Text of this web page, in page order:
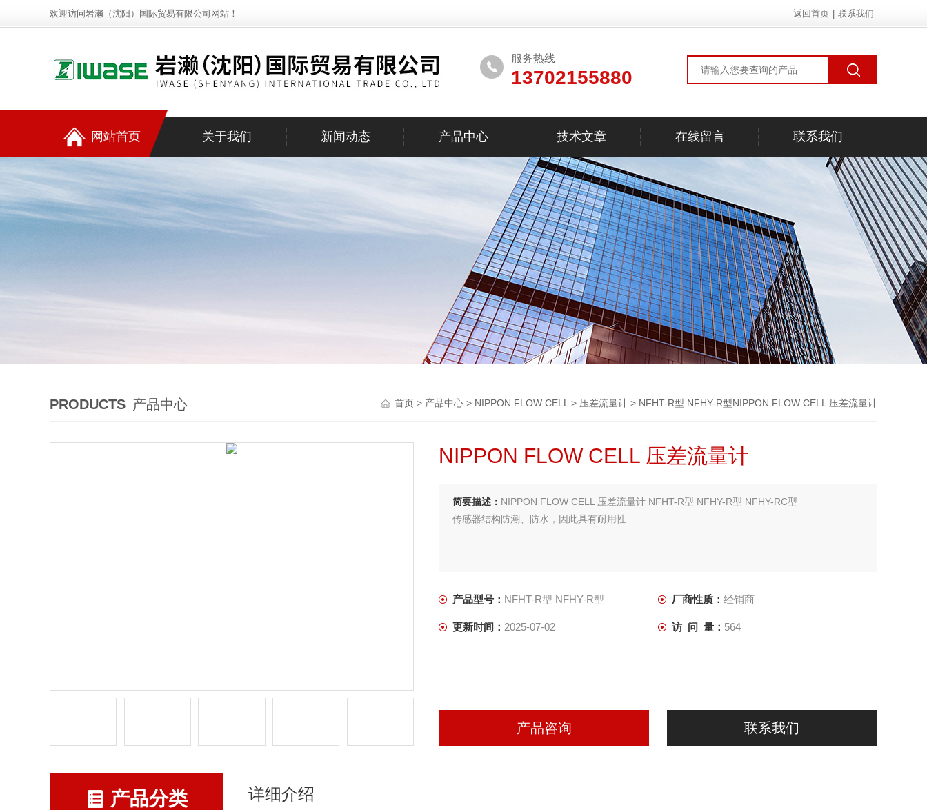
欢迎访问岩濑（沈阳）国际贸易有限公司网站！ 返回首页 联系我们
服务热线
13702155880
网站首页 关于我们 新闻动态 产品中心 技术文章 在线留言 联系我们
PRODUCTS 产品中心 首页 > 产品中心 > NIPPON FLOW CELL > 压差流量计 > NFHT-R型 NFHY-R型NIPPON FLOW CELL 压差流量计
NIPPON FLOW CELL 压差流量计
简要描述： NIPPON FLOW CELL 压差流量计 NFHT-R型 NFHY-R型 NFHY-RC型
传感器结构防潮、防水，因此具有耐用性
产品型号： NFHT-R型 NFHY-R型 厂商性质： 经销商
更新时间： 2025-07-02 访 问 量： 564
产品咨询 联系我们
产品分类 详细介绍